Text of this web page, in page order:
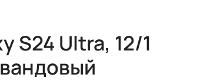
S24 Ultra, 12/1